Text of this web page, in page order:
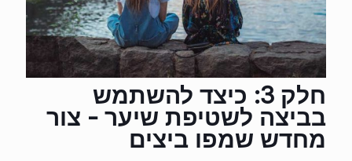
חלק 3: כיצד להשתמש
בביצה לשטיפת שיער - צור
מחדש שמפו ביצים